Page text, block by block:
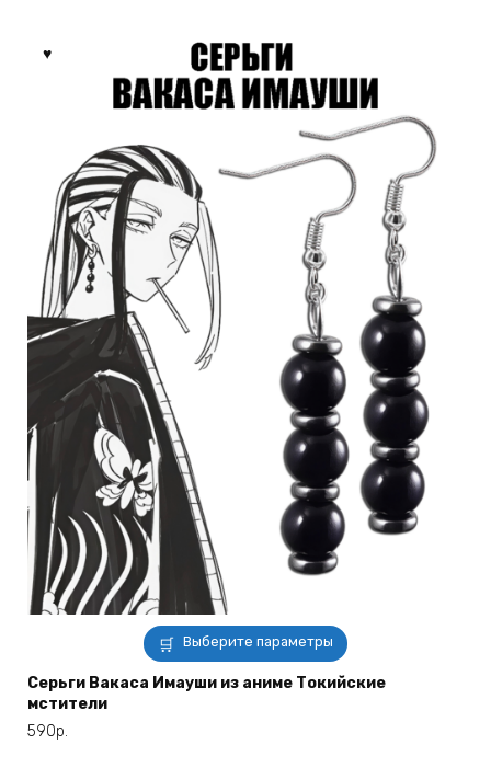
Выберите параметры
Этот
товар
имеет
Серьги Вакаса Имауши из аниме Токийские
мстители
590р.